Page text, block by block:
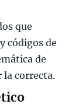
que
códigos de
de
la correcta.